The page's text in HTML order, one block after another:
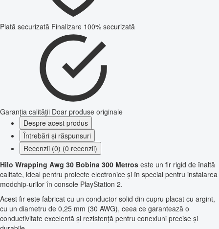
Plată securizată Finalizare 100% securizată
Garanția calității Doar produse originale
Despre acest produs
Întrebări și răspunsuri
Recenzii (0) (0 recenzii)
Hilo Wrapping Awg 30 Bobina 300 Metros este un fir rigid de înaltă
calitate, ideal pentru proiecte electronice și în special pentru instalarea
modchip-urilor în console PlayStation 2.
Acest fir este fabricat cu un conductor solid din cupru placat cu argint,
cu un diametru de 0,25 mm (30 AWG), ceea ce garantează o
conductivitate excelentă și rezistență pentru conexiuni precise și